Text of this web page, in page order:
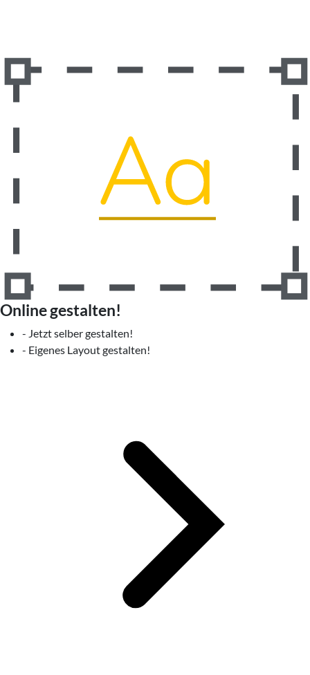
Online gestalten!
- Jetzt selber gestalten!
- Eigenes Layout gestalten!